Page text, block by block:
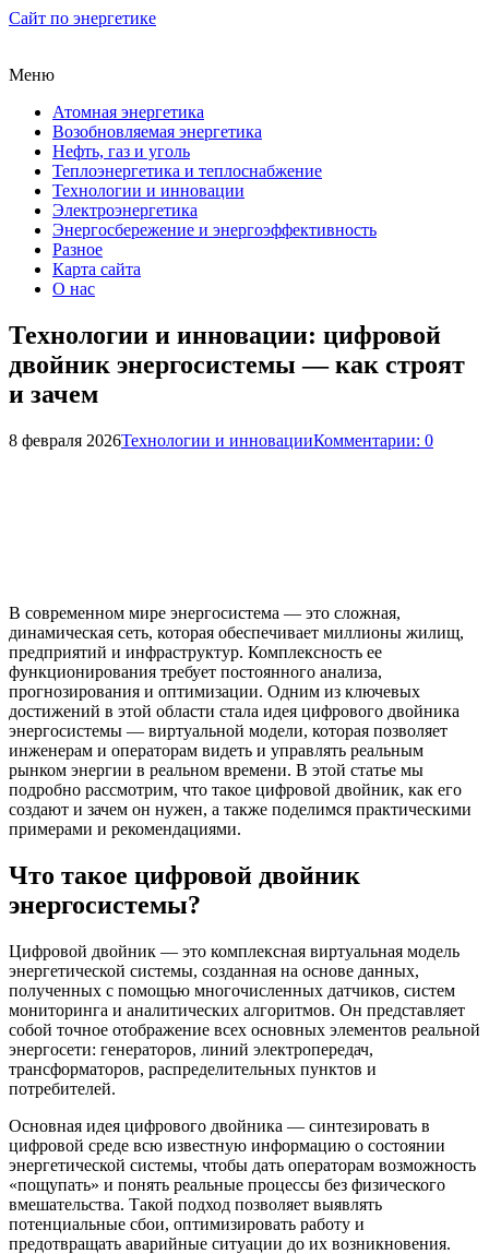
Сайт по энергетике
Меню
Атомная энергетика
Возобновляемая энергетика
Нефть, газ и уголь
Теплоэнергетика и теплоснабжение
Технологии и инновации
Электроэнергетика
Энергосбережение и энергоэффективность
Разное
Карта сайта
О нас
Технологии и инновации: цифровой
двойник энергосистемы — как строят
и зачем
8 февраля 2026Технологии и инновацииКомментарии: 0
В современном мире энергосистема — это сложная,
динамическая сеть, которая обеспечивает миллионы жилищ,
предприятий и инфраструктур. Комплексность ее
функционирования требует постоянного анализа,
прогнозирования и оптимизации. Одним из ключевых
достижений в этой области стала идея цифрового двойника
энергосистемы — виртуальной модели, которая позволяет
инженерам и операторам видеть и управлять реальным
рынком энергии в реальном времени. В этой статье мы
подробно рассмотрим, что такое цифровой двойник, как его
создают и зачем он нужен, а также поделимся практическими
примерами и рекомендациями.
Что такое цифровой двойник
энергосистемы?
Цифровой двойник — это комплексная виртуальная модель
энергетической системы, созданная на основе данных,
полученных с помощью многочисленных датчиков, систем
мониторинга и аналитических алгоритмов. Он представляет
собой точное отображение всех основных элементов реальной
энергосети: генераторов, линий электропередач,
трансформаторов, распределительных пунктов и
потребителей.
Основная идея цифрового двойника — синтезировать в
цифровой среде всю известную информацию о состоянии
энергетической системы, чтобы дать операторам возможность
«пощупать» и понять реальные процессы без физического
вмешательства. Такой подход позволяет выявлять
потенциальные сбои, оптимизировать работу и
предотвращать аварийные ситуации до их возникновения.